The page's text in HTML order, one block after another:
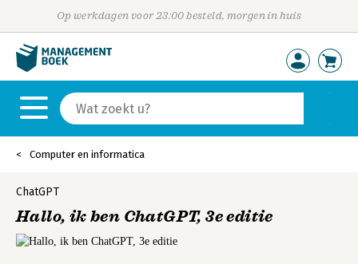
Op werkdagen voor 23:00 besteld, morgen in huis
Computer en informatica
ChatGPT
Hallo, ik ben ChatGPT, 3e editie